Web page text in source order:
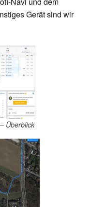
Gerät sind wir
Überblick